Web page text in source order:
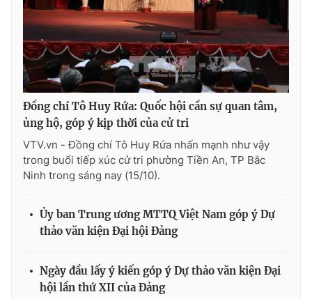
THỜI BÁO VTV
Theo dõi báo trên
Cơ quan chủ quản:Đài Truyền hình Việt Nam
Giấy phép hoạt động báo in và báo điện tử số 483/GP-BTTTT
cấp ngày 29/12/2023
Phó Tổng Biên tập:Nguyễn Thị Mỹ Hạnh, Phạm Quốc Thắng,
Nguyễn Trọng Ninh
Đồng chí Tô Huy Rứa: Quốc hội cần sự quan tâm,
ủng hộ, góp ý kịp thời của cử tri
VTV.vn - Đồng chí Tô Huy Rứa nhấn mạnh như vậy
trong buổi tiếp xúc cử tri phường Tiền An, TP Bắc
Ninh trong sáng nay (15/10).
Ủy ban Trung ương MTTQ Việt Nam góp ý Dự
thảo văn kiện Đại hội Đảng
Ngày đầu lấy ý kiến góp ý Dự thảo văn kiện Đại
hội lần thứ XII của Đảng